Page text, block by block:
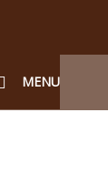
MENU